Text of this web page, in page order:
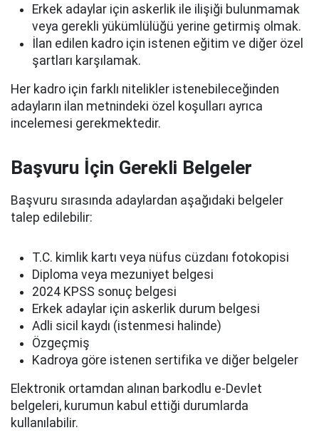
Erkek adaylar için askerlik ile ilişiği bulunmamak
veya gerekli yükümlülüğü yerine getirmiş olmak.
İlan edilen kadro için istenen eğitim ve diğer özel
şartları karşılamak.
Her kadro için farklı nitelikler istenebileceğinden
adayların ilan metnindeki özel koşulları ayrıca
incelemesi gerekmektedir.
Başvuru İçin Gerekli Belgeler
Başvuru sırasında adaylardan aşağıdaki belgeler
talep edilebilir:
T.C. kimlik kartı veya nüfus cüzdanı fotokopisi
Diploma veya mezuniyet belgesi
2024 KPSS sonuç belgesi
Erkek adaylar için askerlik durum belgesi
Adli sicil kaydı (istenmesi halinde)
Özgeçmiş
Kadroya göre istenen sertifika ve diğer belgeler
Elektronik ortamdan alınan barkodlu e-Devlet
belgeleri, kurumun kabul ettiği durumlarda
kullanılabilir.